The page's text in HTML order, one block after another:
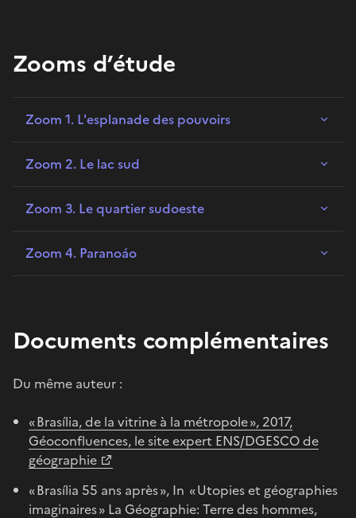
Zooms d’étude
Zoom 1. L'esplanade des pouvoirs
Zoom 2. Le lac sud
Zoom 3. Le quartier sudoeste
Zoom 4. Paranoáo
Documents complémentaires
Du même auteur :
« Brasília, de la vitrine à la métropole », 2017,
Géoconfluences, le site expert ENS/DGESCO de
géographie
« Brasília 55 ans après », In « Utopies et géographies
imaginaires » La Géographie: Terre des hommes,